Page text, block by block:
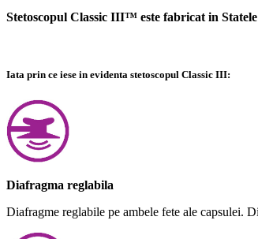
Stetoscopul Classic III™ este fabricat in
Iata prin ce iese in evidenta stetoscopul Classic III:
Diafragma reglabila
Diafragme reglabile pe ambele fete ale capsulei.